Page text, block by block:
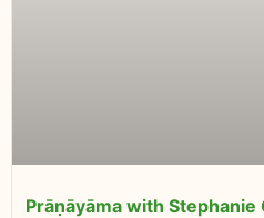
Prāṇāyāma with Stephanie